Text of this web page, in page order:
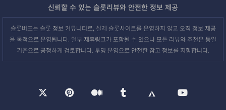
신뢰할 수 있는 슬롯리뷰와 안전한 정보 제공
슬롯버프는 슬롯 정보 커뮤니티로, 실제 슬롯사이트를 운영하지 않고 오직 정보 제공
을 목적으로 운영됩니다. 일부 제휴링크가 포함될 수 있으나 모든 리뷰와 추천은 동일
기준으로 공정하게 검토합니다. 투명 운영으로 안전한 참고 정보를 지향합니다.